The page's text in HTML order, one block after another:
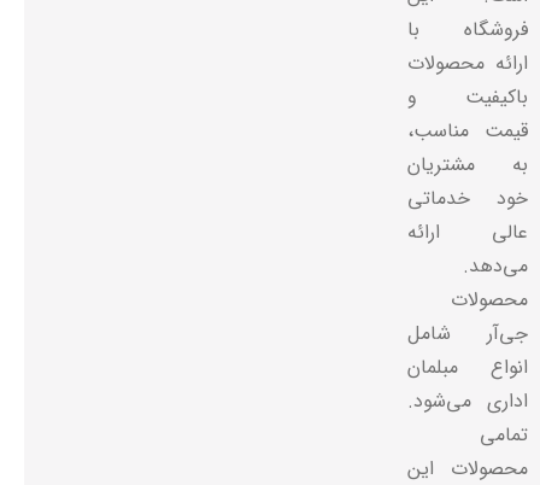
فروشگاه با
ارائه محصولات
باکیفیت و
قیمت مناسب،
به مشتریان
خود خدماتی
عالی ارائه
می‌دهد.
محصولات
جی‌آر شامل
انواع مبلمان
اداری می‌شود.
تمامی
محصولات این